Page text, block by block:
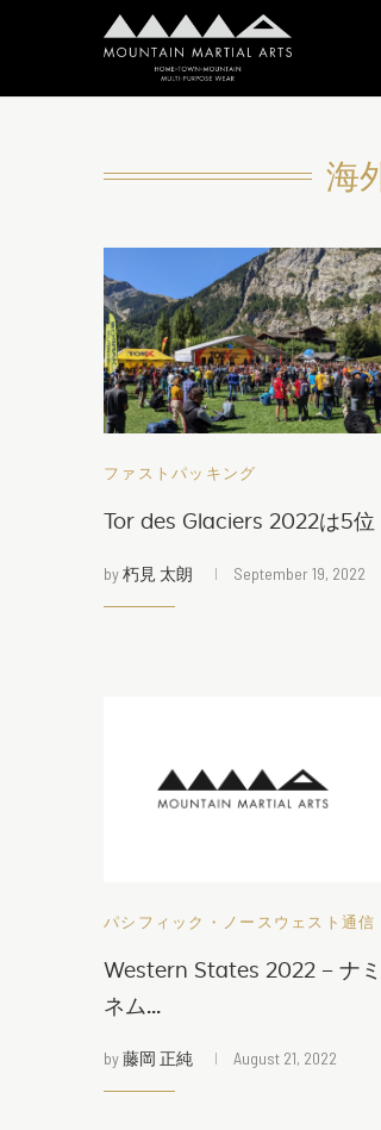
海
ファストパッキング
Tor des Glaciers 2022は5位
by朽見 太朗 September 19, 2022
パシフィック・ノースウェスト通信
Western States 2022 – ナミ
ネム...
by藤岡 正純 August 21, 2022